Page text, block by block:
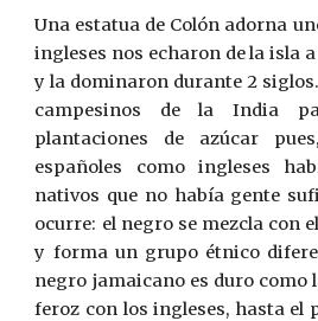
Una estatua de Colón adorna
ingleses nos echaron de la isla
y la dominaron durante 2
campesinos de la India
plantaciones de azúcar
españoles como ingleses
nativos que no había gente
ocurre: el negro se mezcla con
y forma un grupo étnico
negro jamaicano es duro como
feroz con los ingleses, hasta el